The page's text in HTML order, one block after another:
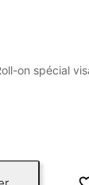
on spécial